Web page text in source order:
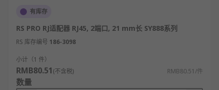
有库存
RS PRO RJ适配器 RJ45, 2端口, 21 mm长 SY888系列
RS 库存编号 186-3098
小计（1 件）
RMB80.51(不含税) RMB80.51/件
数量